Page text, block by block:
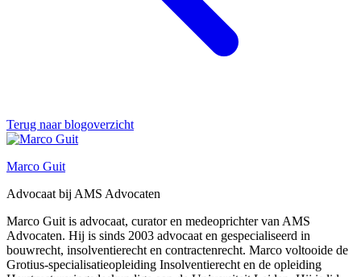
Terug naar blogoverzicht
Marco Guit
Advocaat bij AMS Advocaten
Marco Guit is advocaat, curator en medeoprichter van AMS
Advocaten. Hij is sinds 2003 advocaat en gespecialiseerd in
bouwrecht, insolventierecht en contractenrecht. Marco voltooide de
Grotius-specialisatieopleiding Insolventierecht en de opleiding